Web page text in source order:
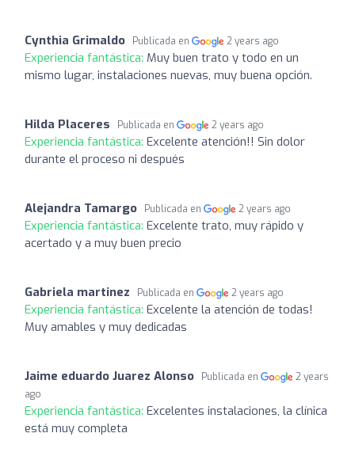
Cynthia Grimaldo Publicada en 2 years ago
Experiencia fantástica: Muy buen trato y todo en un
mismo lugar, instalaciones nuevas, muy buena opción.
Hilda Placeres Publicada en 2 years ago
Experiencia fantástica: Excelente atención!! Sin dolor
durante el proceso ni después
Alejandra Tamargo Publicada en 2 years ago
Experiencia fantástica: Excelente trato, muy rápido y
acertado y a muy buen precio
Gabriela martinez Publicada en 2 years ago
Experiencia fantástica: Excelente la atención de todas!
Muy amables y muy dedicadas
Jaime eduardo Juarez Alonso Publicada en
2 years
ago
Experiencia fantástica: Excelentes instalaciones, la clínica
está muy completa